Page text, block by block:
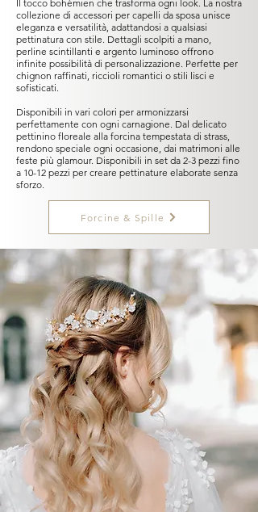
Il tocco bohémien che trasforma ogni look. La nostra
collezione di accessori per capelli da sposa unisce
eleganza e versatilità, adattandosi a qualsiasi
pettinatura con stile. Dettagli scolpiti a mano,
perline scintillanti e argento luminoso offrono
infinite possibilità di personalizzazione. Perfette per
chignon raffinati, riccioli romantici o stili lisci e
sofisticati.
Disponibili in vari colori per armonizzarsi
perfettamente con ogni carnagione. Dal delicato
pettinino floreale alla forcina tempestata di strass,
rendono speciale ogni occasione, dai matrimoni alle
feste più glamour. Disponibili in set da 2-3 pezzi fino
a 10-12 pezzi per creare pettinature elaborate senza
sforzo.
Forcine & Spille